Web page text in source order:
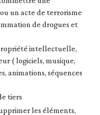
un acte de terrorisme
de drogues et
intellectuelle,
( logiciels, musique,
animations, séquences
tiers
les éléments,